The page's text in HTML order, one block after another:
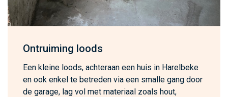
Ontruiming loods
Een kleine loods, achteraan een huis in Harelbeke
en ook enkel te betreden via een smalle gang door
de garage, lag vol met materiaal zoals hout,